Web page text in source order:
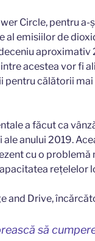
Circle, pentru
al emisiilor de
aproximativ
acestea vor fi
pentru călătorii
a făcut ca
anului 2019.
cu o
rețelelor
and Drive,
să